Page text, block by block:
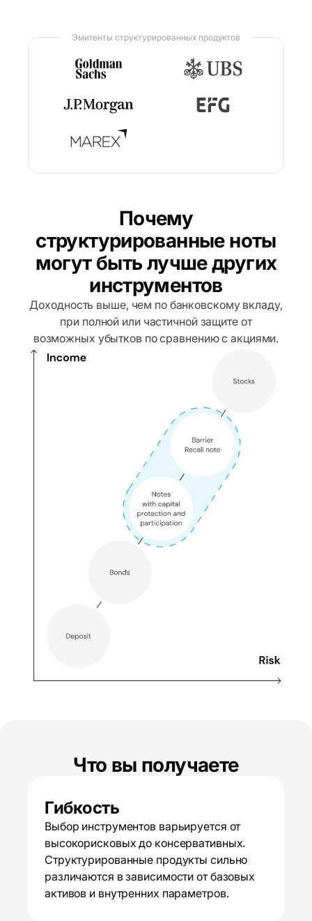
Эмитенты структурированных продуктов
Почему
структурированные ноты
могут быть лучше других
инструментов
Доходность выше, чем по банковскому вкладу,
при полной или частичной защите от
возможных убытков по сравнению с акциями.
Что вы получаете
Гибкость
Выбор инструментов варьируется от
высокорисковых до консервативных.
Структурированные продукты сильно
различаются в зависимости от базовых
активов и внутренних параметров.